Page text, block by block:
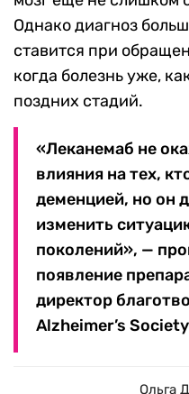
Однако диагноз
ставится при
когда болезнь уже,
поздних стадий.
«Леканемаб не
влияния на тех,
деменцией, но он
изменить
поколений», —
появление
директор
Alzheimer’s
Ольга